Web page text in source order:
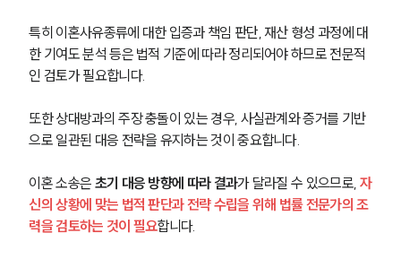
특히 이혼사유종류에 대한 입증과 책임 판단, 재산 형성 과정에 대
한 기여도 분석 등은 법적 기준에 따라 정리되어야 하므로 전문적
인 검토가 필요합니다.
또한 상대방과의 주장 충돌이 있는 경우, 사실관계와 증거를 기반
으로 일관된 대응 전략을 유지하는 것이 중요합니다.
이혼 소송은 초기 대응 방향에 따라 결과가 달라질 수 있으므로, 자
신의 상황에 맞는 법적 판단과 전략 수립을 위해 법률 전문가의 조
력을 검토하는 것이 필요합니다.